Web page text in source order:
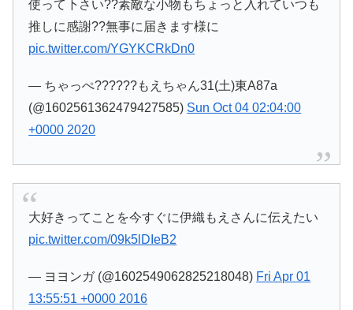
使って下さい??素敵な小物もちょっと入れていつも
推しに感謝??無事に届きます様に
pic.twitter.com/YGYKCRkDn0
— ちゃっぺ??????もえちゃん31(土)東A87a
(@1602561362479427585) Sun Oct 04 02:04:00
+0000 2020
大好きってことを今すぐに伊織もえさんに伝えたい
pic.twitter.com/09k5lDIeB2
— ヨヨンガ (@1602549062825218048) Fri Apr 01
13:55:51 +0000 2016